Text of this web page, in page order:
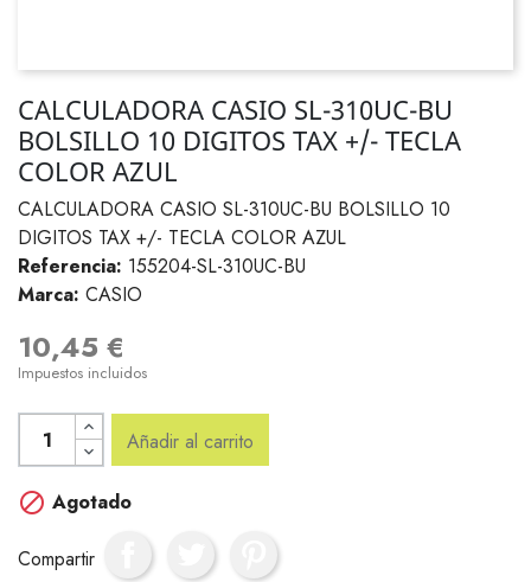
CALCULADORA CASIO SL-310UC-BU
BOLSILLO 10 DIGITOS TAX +/- TECLA
COLOR AZUL
CALCULADORA CASIO SL-310UC-BU BOLSILLO 10
DIGITOS TAX +/- TECLA COLOR AZUL
Referencia: 155204-SL-310UC-BU
Marca: CASIO
10,45 €
Impuestos incluidos
Añadir al carrito
 Agotado
Compartir